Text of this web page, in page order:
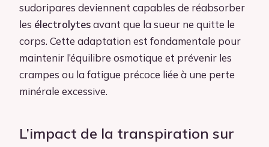
sudoripares deviennent capables de réabsorber
les électrolytesavant que la sueur ne quitte le
corps. Cette adaptation est fondamentale pour
maintenir l’équilibre osmotique et prévenir les
crampes ou la fatigue précoce liée à une perte
minérale excessive.
L’impact de la transpiration sur